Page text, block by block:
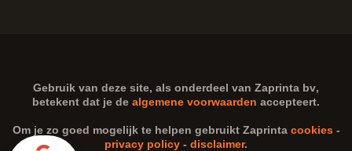
Gebruik van deze site, als onderdeel van Zaprinta bv,
betekent dat je de algemene voorwaarden accepteert.
Om je zo goed mogelijk te helpen gebruikt Zaprinta cookies-
privacy policy - disclaimer.